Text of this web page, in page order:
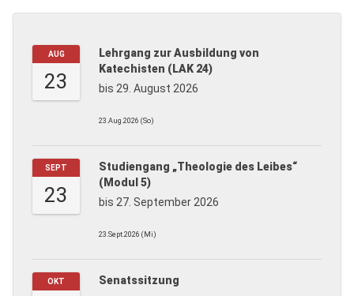
AUG
23
Lehrgang zur Ausbildung von
Katechisten (LAK 24)
bis 29. August 2026
23.Aug.2026 (So)
SEPT
23
Studiengang „Theologie des Leibes“
(Modul 5)
bis 27. September 2026
23.Sept.2026 (Mi)
OKT Senatssitzung